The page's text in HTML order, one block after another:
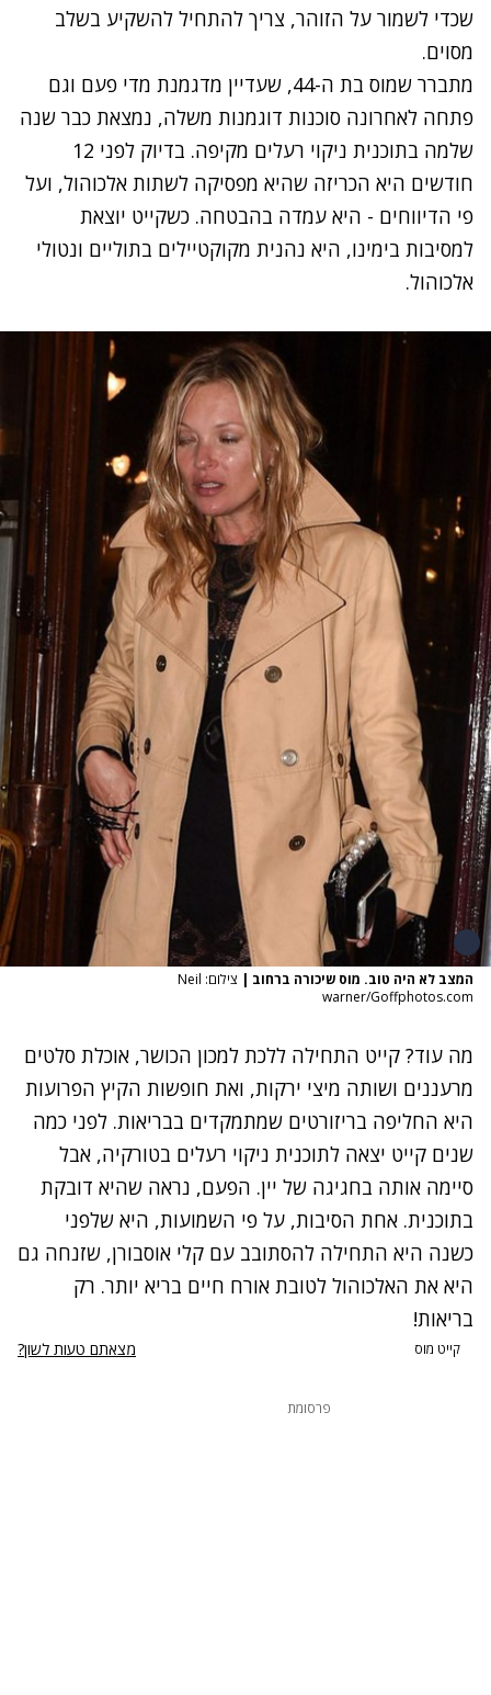
שכדי לשמור על הזוהר, צריך להתחיל להשקיע בשלב
מסוים.
מתברר שמוס בת ה-44, שעדיין מדגמנת מדי פעם וגם
פתחה לאחרונה סוכנות דוגמנות משלה, נמצאת כבר שנה
שלמה בתוכנית ניקוי רעלים מקיפה. בדיוק לפני 12
חודשים היא הכריזה שהיא מפסיקה לשתות אלכוהול, ועל
פי הדיווחים - היא עמדה בהבטחה. כשקייט יוצאת
למסיבות בימינו, היא נהנית מקוקטיילים בתוליים ונטולי
אלכוהול.
המצב לא היה טוב. מוס שיכורה ברחוב |
צילום: Neil
warner/Goffphotos.com
מה עוד? קייט התחילה ללכת למכון הכושר, אוכלת סלטים
מרעננים ושותה מיצי ירקות, ואת חופשות הקיץ הפרועות
היא החליפה בריזורטים שמתמקדים בבריאות. לפני כמה
שנים קייט יצאה לתוכנית ניקוי רעלים בטורקיה, אבל
סיימה אותה בחגיגה של יין. הפעם, נראה שהיא דובקת
בתוכנית. אחת הסיבות, על פי השמועות, היא שלפני
כשנה היא התחילה להסתובב עם קלי אוסבורן, שזנחה גם
היא את האלכוהול לטובת אורח חיים בריא יותר. רק
בריאות!
קייט מוס מצאתם טעות לשון?
פרסומת